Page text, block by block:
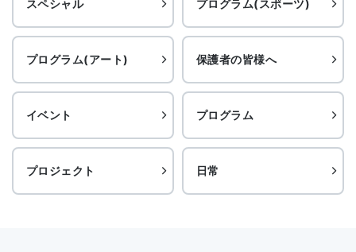
スペシャル プログラム(スポーツ)
プログラム(アート) 保護者の皆様へ
イベント プログラム
プロジェクト 日常